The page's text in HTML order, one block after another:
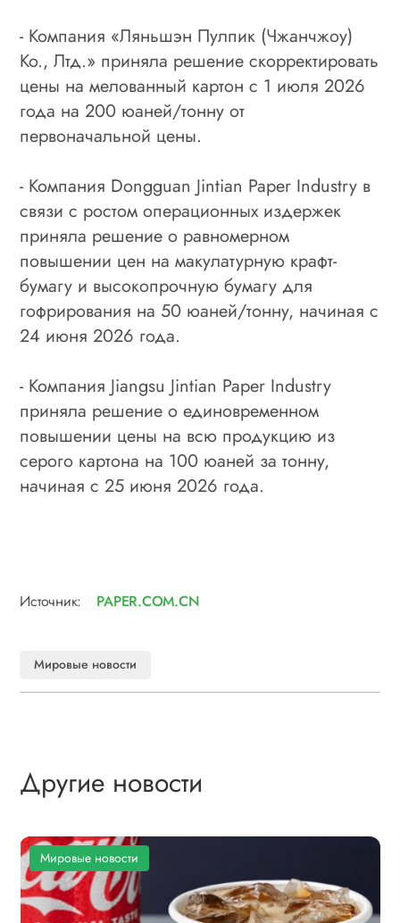
- Компания «Ляньшэн Пулпик (Чжанчжоу)
Ко., Лтд.» приняла решение скорректировать
цены на мелованный картон с 1 июля 2026
года на 200 юаней/тонну от
первоначальной цены.
- Компания Dongguan Jintian Paper Industry в
связи с ростом операционных издержек
приняла решение о равномерном
повышении цен на макулатурную крафт-
бумагу и высокопрочную бумагу для
гофрирования на 50 юаней/тонну, начиная с
24 июня 2026 года.
- Компания Jiangsu Jintian Paper Industry
приняла решение о единовременном
повышении цены на всю продукцию из
серого картона на 100 юаней за тонну,
начиная с 25 июня 2026 года.
Источник: PAPER.COM.CN
Мировые новости
Другие новости
Мировые новости